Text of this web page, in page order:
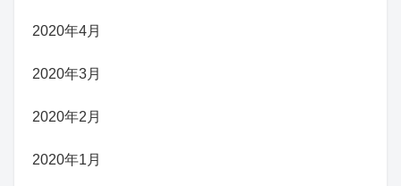
2020年4月
2020年3月
2020年2月
2020年1月